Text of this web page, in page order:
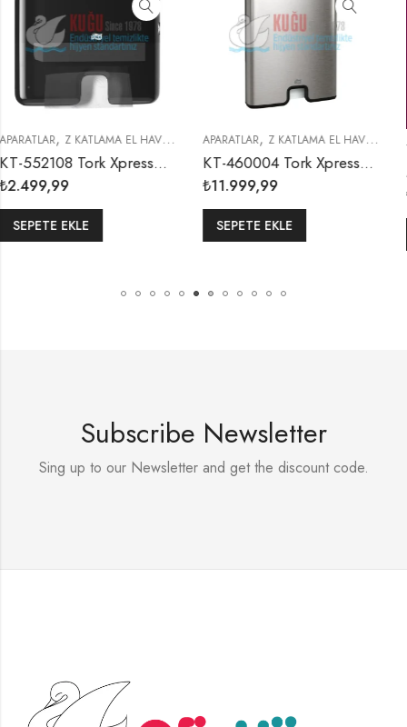
DISPENSERLERI
APARATI ,Z KATLAMA HAVLU DISPENSERLERI
KT-552108 Tork Xpress® Siyah H2 Sistem Mini Z Katlı Havlu Dispenseri
APARATLAR,Z KATLAMA EL HAVLUSU APARATI ,Z KATLAMA
KT-460004 Tork Xpress® H2 Sistem Paslanmaz Çelik Metal Z Katlı Havlu Dispenseri
YENI ÜRÜNLERIMIZ
Subscribe Newsletter
Sing up to our Newsletter and get the discount code.